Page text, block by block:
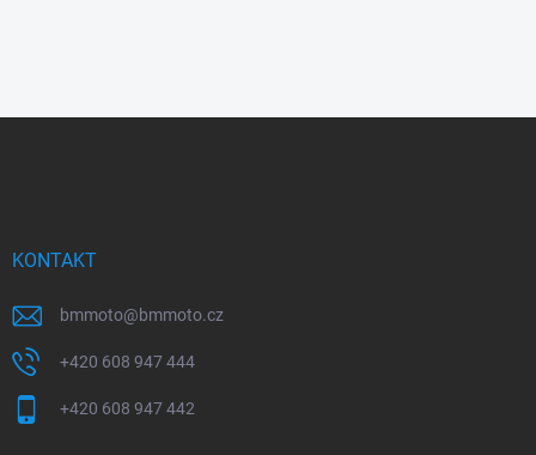
KONTAKT
bmmoto@bmmoto.cz
+420 608 947 444
+420 608 947 442